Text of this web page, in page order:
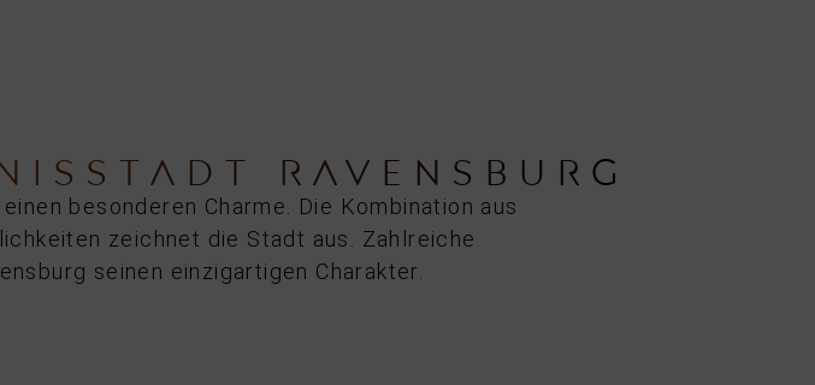
RAVENSBURG
besonderen Charme. Die Kombination aus
zeichnet die Stadt aus. Zahlreiche
seinen einzigartigen Charakter.